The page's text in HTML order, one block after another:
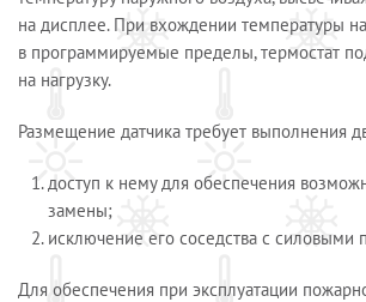
на дисплее. При вхождении температуры
в программируемые пределы, термостат
на нагрузку.
Размещение датчика требует выполнения
доступ к нему для обеспечения
замены;
исключение его соседства с силовыми
Для обеспечения при эксплуатации